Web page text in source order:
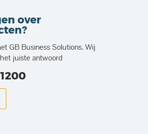
over
GB Business Solutions. Wij
juiste antwoord